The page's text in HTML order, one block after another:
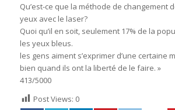
Qu’est-ce que la méthode de changement
yeux avec le laser?
Quoi qu’il en soit, seulement 17% de la
les yeux bleus.
les gens aiment s’exprimer d’une certaine
bien quand ils ont la liberté de le faire. »
413/5000
Post Views: 0